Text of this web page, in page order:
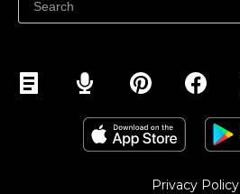
Privacy Policy